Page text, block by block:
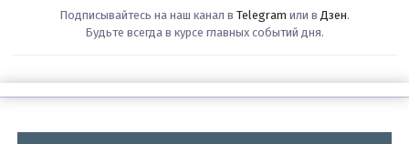
Подписывайтесь на наш канал в Telegram или в Дзен.
Будьте всегда в курсе главных событий дня.